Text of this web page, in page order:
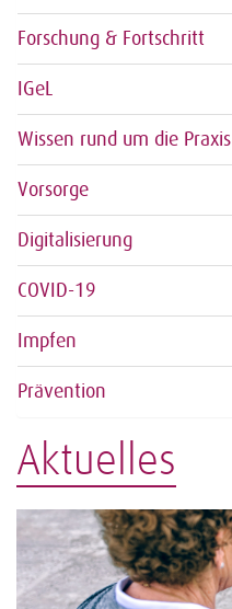
Forschung & Fortschritt
IGeL
Wissen rund um die Praxis
Vorsorge
Digitalisierung
COVID-19
Impfen
Prävention
Aktuelles